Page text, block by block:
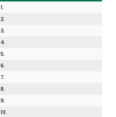
1.
2.
3.
4.
5.
6.
7.
8.
9.
10.